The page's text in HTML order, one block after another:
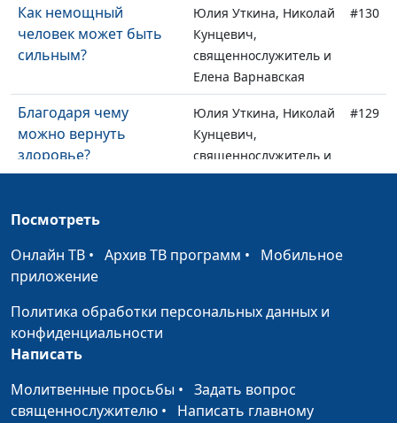
Как немощный
человек может быть
сильным?
Юлия Уткина, Николай
Кунцевич,
священнослужитель и
Елена Варнавская
#130
Благодаря чему
можно вернуть
здоровье?
Юлия Уткина, Николай
Кунцевич,
священнослужитель и
Елена Варнавская
#129
Имейте дерзновение
молиться об
исцелении
священнослужитель и
Кто такие дети Божьи?
Юлия Уткина, Николай
Можем ли мы Юлия Уткина, Николай
Посмотреть
Онлайн ТВ • Архив ТВ программ • Мобильное
приложение
Политика обработки персональных данных и
конфиденциальности
Написать
Молитвенные просьбы • Задать вопрос
священнослужителю • Написать главному